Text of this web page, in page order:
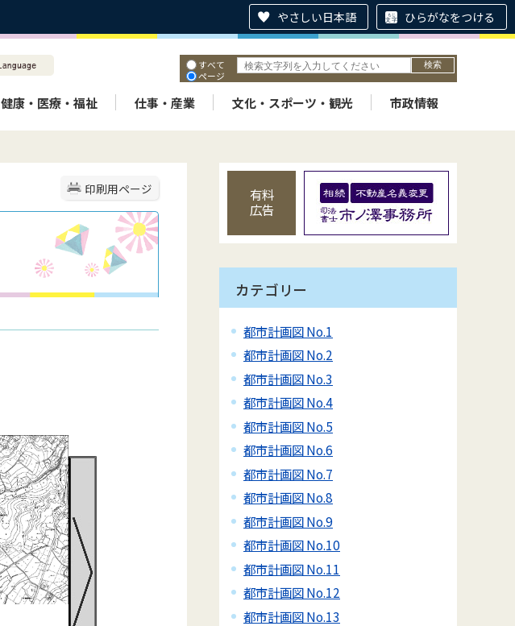
やさしい日本語 ひらがなをつける
すべて
ページ
健康・医療・福祉 仕事・産業 文化・スポーツ・観光 市政情報
印刷用ページ
有料
広告
カテゴリー
都市計画図 No.1
都市計画図 No.2
都市計画図 No.3
都市計画図 No.4
都市計画図 No.5
都市計画図 No.6
都市計画図 No.7
都市計画図 No.8
都市計画図 No.9
都市計画図 No.10
都市計画図 No.11
都市計画図 No.12
都市計画図 No.13